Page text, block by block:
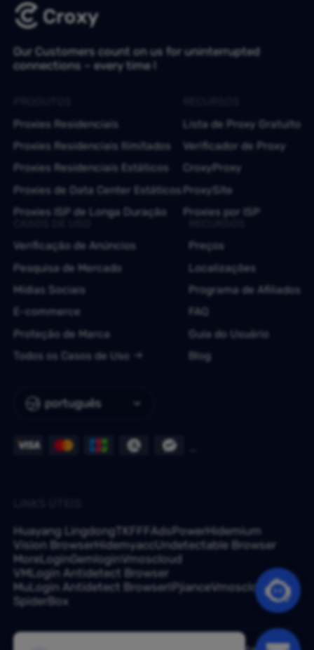
Our Customers count on us for uninterrupted
connections – every time !
português
Proxies Residenciais
Proxies Residenciais Ilimitados
Proxies Residenciais Estáticos
Proxies de Data Center Estáticos
Proxies ISP de Longa Duração
Lista de Proxy Gratuito
Verificador de Proxy
CroxyProxy
ProxySite
Proxies por ISP
Verificação de Anúncios
Pesquisa de Mercado
Mídias Sociais
E-commerce
Proteção de Marca
Todos os Casos de Uso
Preços
Localizações
Programa de Afiliados
FAQ
Guia do Usuário
Blog
Huayang Lingdong TKFFF AdsPowerHidemium
Vision BrowserHidemyaccUndetectable Browser
MoreLoginGemlogin Vmoscloud
VMLogin Antidetect Browser
MuLogin Antidetect BrowserIPjianceVmoscloud
SpiderBox